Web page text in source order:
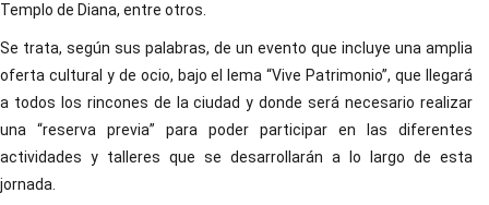
Templo de Diana, entre otros.
Se trata, según sus palabras, de un evento que incluye una amplia
oferta cultural y de ocio, bajo el lema “Vive Patrimonio”, que llegará
a todos los rincones de la ciudad y donde será necesario realizar
una “reserva previa” para poder participar en las diferentes
actividades y talleres que se desarrollarán a lo largo de esta
jornada.